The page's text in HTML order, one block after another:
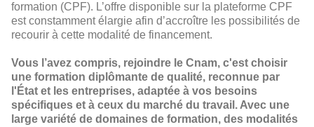
formation (CPF). L’offre disponible sur la plateforme CPF
est constamment élargie afin d’accroître les possibilités de
recourir à cette modalité de financement.
Vous l’avez compris, rejoindre le Cnam, c'est choisir
une formation diplômante de qualité, reconnue par
l'État et les entreprises, adaptée à vos besoins
spécifiques et à ceux du marché du travail. Avec une
large variété de domaines de formation, des modalités